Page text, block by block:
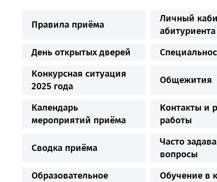
Правила приёма
Личный
абитуриента
День открытых дверей
Конкурсная ситуация
2025 года
Общежития
Календарь
мероприятий приёма
Контакты и
работы
Сводка приёма
Часто
вопросы
Образовательное
Обучение в